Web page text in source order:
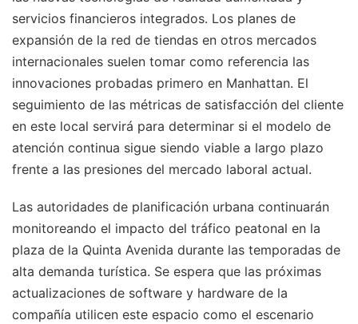
servicios financieros integrados. Los planes de
expansión de la red de tiendas en otros mercados
internacionales suelen tomar como referencia las
innovaciones probadas primero en Manhattan. El
seguimiento de las métricas de satisfacción del cliente
en este local servirá para determinar si el modelo de
atención continua sigue siendo viable a largo plazo
frente a las presiones del mercado laboral actual.
Las autoridades de planificación urbana continuarán
monitoreando el impacto del tráfico peatonal en la
plaza de la Quinta Avenida durante las temporadas de
alta demanda turística. Se espera que las próximas
actualizaciones de software y hardware de la
compañía utilicen este espacio como el escenario